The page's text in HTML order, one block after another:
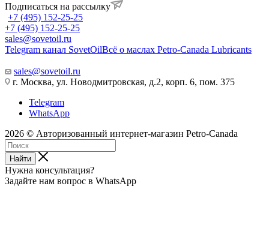
Подписаться на рассылку
+7 (495) 152-25-25
+7 (495) 152-25-25
sales@sovetoil.ru
Telegram канал SovetOilВсё о маслах Petro-Canada Lubricants
sales@sovetoil.ru
г. Москва, ул. Новодмитровская, д.2, корп. 6, пом. 375
Telegram
WhatsApp
2026 © Авторизованный интернет-магазин Petro-Canada
Найти
Нужна консультация?
Задайте нам вопрос в WhatsApp